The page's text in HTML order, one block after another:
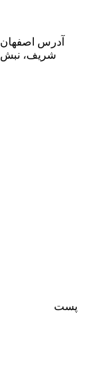
آدرس اصفهان
پست